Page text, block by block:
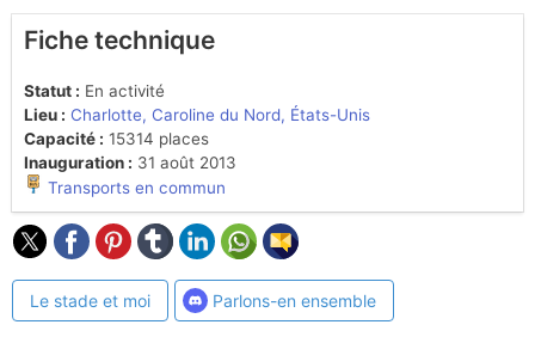
Fiche technique
Statut : En activité
Lieu : Charlotte, Caroline du Nord, États-Unis
Capacité : 15314 places
Inauguration : 31 août 2013
Transports en commun
Le stade et moi Parlons-en ensemble